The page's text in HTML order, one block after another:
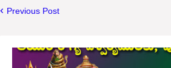
Previous Post